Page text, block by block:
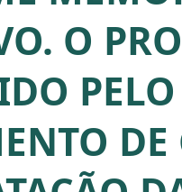
O
PELO
DE